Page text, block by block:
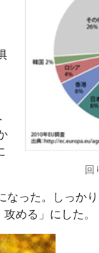
回
った。しっか
める」にした。